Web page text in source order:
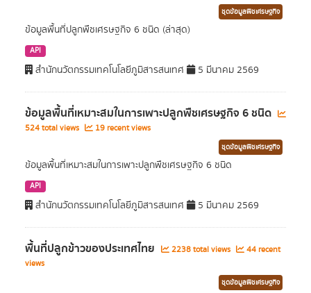
ชุดข้อมูลพืชเศรษฐกิจ
ข้อมูลพื้นที่ปลูกพืชเศรษฐกิจ 6 ชนิด (ล่าสุด)
API
สำนักนวัตกรรมเทคโนโลยีภูมิสารสนเทศ 5 มีนาคม 2569
ข้อมูลพื้นที่เหมาะสมในการเพาะปลูกพืชเศรษฐกิจ 6 ชนิด
524 total views 19 recent views
ชุดข้อมูลพืชเศรษฐกิจ
ข้อมูลพื้นที่เหมาะสมในการเพาะปลูกพืชเศรษฐกิจ 6 ชนิด
API
สำนักนวัตกรรมเทคโนโลยีภูมิสารสนเทศ 5 มีนาคม 2569
พื้นที่ปลูกข้าวของประเทศไทย 2238 total views
44 recent
views
ชุดข้อมูลพืชเศรษฐกิจ